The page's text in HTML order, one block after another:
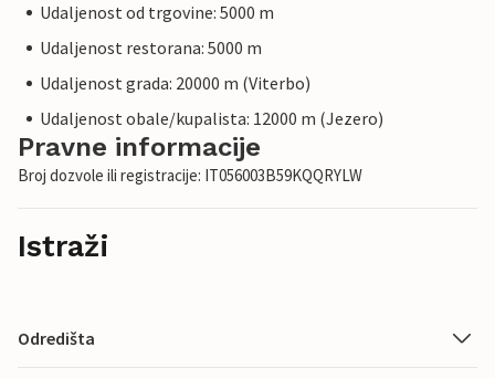
Udaljenost od trgovine: 5000 m
Udaljenost restorana: 5000 m
Udaljenost grada: 20000 m (Viterbo)
Udaljenost obale/kupalista: 12000 m (Jezero)
Pravne informacije
Broj dozvole ili registracije: IT056003B59KQQRYLW
Istraži
Odredišta